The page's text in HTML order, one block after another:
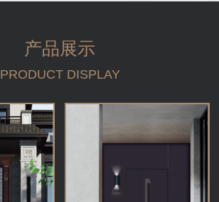
产品展示
PRODUCT DISPLAY